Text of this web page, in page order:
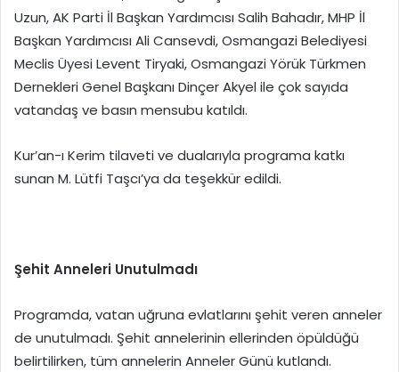
Uzun, AK Parti İl Başkan Yardımcısı Salih Bahadır, MHP İl
Başkan Yardımcısı Ali Cansevdi, Osmangazi Belediyesi
Meclis Üyesi Levent Tiryaki, Osmangazi Yörük Türkmen
Dernekleri Genel Başkanı Dinçer Akyel ile çok sayıda
vatandaş ve basın mensubu katıldı.
Kur’an-ı Kerim tilaveti ve dualarıyla programa katkı
sunan M. Lütfi Taşcı’ya da teşekkür edildi.
Şehit Anneleri Unutulmadı
Programda, vatan uğruna evlatlarını şehit veren anneler
de unutulmadı. Şehit annelerinin ellerinden öpüldüğü
belirtilirken, tüm annelerin Anneler Günü kutlandı.